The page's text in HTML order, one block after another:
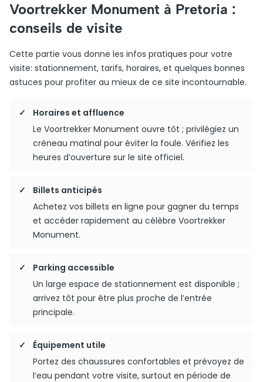
Voortrekker Monument à Pretoria :
conseils de visite
Cette partie vous donne les infos pratiques pour votre
visite: stationnement, tarifs, horaires, et quelques bonnes
astuces pour profiter au mieux de ce site incontournable.
Horaires et affluence
Le Voortrekker Monument ouvre tôt ; privilégiez un
créneau matinal pour éviter la foule. Vérifiez les
heures d’ouverture sur le site officiel.
Billets anticipés
Achetez vos billets en ligne pour gagner du temps
et accéder rapidement au célèbre Voortrekker
Monument.
Parking accessible
Un large espace de stationnement est disponible ;
arrivez tôt pour être plus proche de l’entrée
principale.
Équipement utile
Portez des chaussures confortables et prévoyez de
l’eau pendant votre visite, surtout en période de